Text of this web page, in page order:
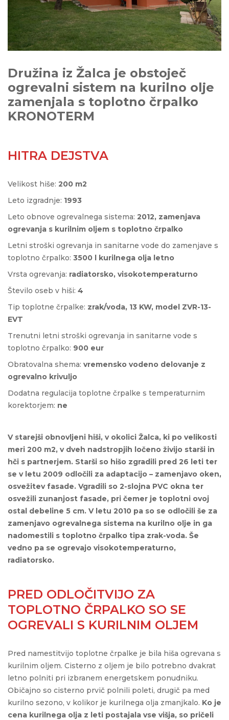
Družina iz Žalca je obstoječ
ogrevalni sistem na kurilno olje
zamenjala s toplotno črpalko
KRONOTERM
HITRA DEJSTVA
Velikost hiše: 200 m2
Leto izgradnje: 1993
Leto obnove ogrevalnega sistema: 2012, zamenjava
ogrevanja s kurilnim oljem s toplotno črpalko
Letni stroški ogrevanja in sanitarne vode do zamenjave s
toplotno črpalko: 3500 l kurilnega olja letno
Vrsta ogrevanja: radiatorsko, visokotemperaturno
Število oseb v hiši: 4
Tip toplotne črpalke: zrak/voda, 13 KW, model ZVR-13-
EVT
Trenutni letni stroški ogrevanja in sanitarne vode s
toplotno črpalko: 900 eur
Obratovalna shema: vremensko vodeno delovanje z
ogrevalno krivuljo
Dodatna regulacija toplotne črpalke s temperaturnim
korektorjem: ne
V starejši obnovljeni hiši, v okolici Žalca, ki po velikosti
meri 200 m2, v dveh nadstropjih ločeno živijo starši in
hči s partnerjem. Starši so hišo zgradili pred 26 leti ter
se v letu 2009 odločili za adaptacijo – zamenjavo oken,
osvežitev fasade. Vgradili so 2-slojna PVC okna ter
osvežili zunanjost fasade, pri čemer je toplotni ovoj
ostal debeline 5 cm. V letu 2010 pa so se odločili še za
zamenjavo ogrevalnega sistema na kurilno olje in ga
nadomestili s toplotno črpalko tipa zrak-voda. Še
vedno pa se ogrevajo visokotemperaturno,
radiatorsko.
PRED ODLOČITVIJO ZA
TOPLOTNO ČRPALKO SO SE
OGREVALI S KURILNIM OLJEM
Pred namestitvijo toplotne črpalke je bila hiša ogrevana s
kurilnim oljem. Cisterno z oljem je bilo potrebno dvakrat
letno polniti pri izbranem energetskem ponudniku.
Običajno so cisterno prvič polnili poleti, drugič pa med
kurilno sezono, v kolikor je kurilnega olja zmanjkalo. Ko je
cena kurilnega olja z leti postajala vse višja, so pričeli